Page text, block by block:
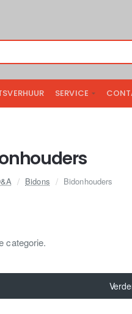
SERVICE
Bidons Bidonhouders
categorie.